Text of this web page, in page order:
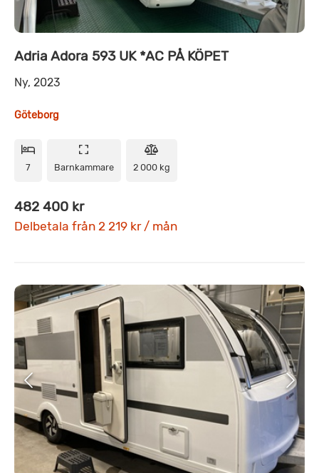
Adria Adora 593 UK *AC PÅ KÖPET
Ny, 2023
Göteborg
7 Barnkammare 2 000 kg
482 400 kr
Delbetala från 2 219 kr / mån